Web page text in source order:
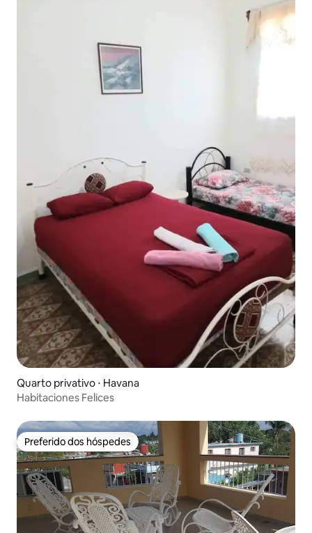
Quarto privativo ⋅ Havana
Habitaciones Felices
Preferido dos hóspedes
Preferido dos hóspedes